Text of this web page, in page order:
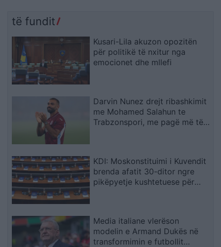
të fundit
Kusari-Lila akuzon opozitën
për politikë të nxitur nga
emocionet dhe mllefi
Darvin Nunez drejt ribashkimit
me Mohamed Salahun te
Trabzonspori, me pagë më të
KDI: Moskonstituimi i Kuvendit
brenda afatit 30-ditor ngre
pikëpyetje kushtetuese për
Media italiane vlerëson
modelin e Armand Dukës në
transformimin e futbollit